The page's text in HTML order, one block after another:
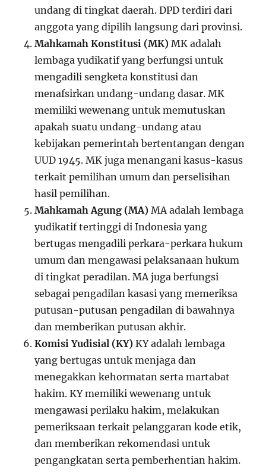
undang di tingkat daerah. DPD terdiri dari
anggota yang dipilih langsung dari provinsi.
Mahkamah Konstitusi (MK) MK adalah
lembaga yudikatif yang berfungsi untuk
mengadili sengketa konstitusi dan
menafsirkan undang-undang dasar. MK
memiliki wewenang untuk memutuskan
apakah suatu undang-undang atau
kebijakan pemerintah bertentangan dengan
UUD 1945. MK juga menangani kasus-kasus
terkait pemilihan umum dan perselisihan
hasil pemilihan.
Mahkamah Agung (MA) MA adalah lembaga
yudikatif tertinggi di Indonesia yang
bertugas mengadili perkara-perkara hukum
umum dan mengawasi pelaksanaan hukum
di tingkat peradilan. MA juga berfungsi
sebagai pengadilan kasasi yang memeriksa
putusan-putusan pengadilan di bawahnya
dan memberikan putusan akhir.
Komisi Yudisial (KY) KY adalah lembaga
yang bertugas untuk menjaga dan
menegakkan kehormatan serta martabat
hakim. KY memiliki wewenang untuk
mengawasi perilaku hakim, melakukan
pemeriksaan terkait pelanggaran kode etik,
dan memberikan rekomendasi untuk
pengangkatan serta pemberhentian hakim.